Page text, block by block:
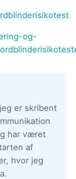
og-
er skribent
har været
af
hvor jeg